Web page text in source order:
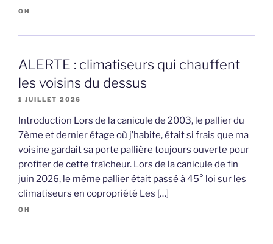
OH
ALERTE : climatiseurs qui chauffent
les voisins du dessus
1 JUILLET 2026
Introduction Lors de la canicule de 2003, le pallier du
7ème et dernier étage où j’habite, était si frais que ma
voisine gardait sa porte pallière toujours ouverte pour
profiter de cette fraîcheur. Lors de la canicule de fin
juin 2026, le même pallier était passé à 45° loi sur les
climatiseurs en copropriété Les […]
OH